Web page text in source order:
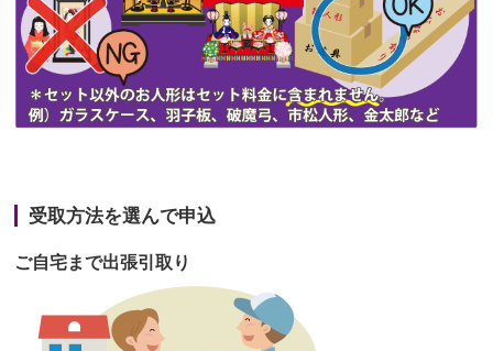
第45回人形供養祭令和3年7月12日(月)
第44回人形供養祭令和3年6月3日(木)
第43回人形供養祭令和3年4月23日(金)
第39回人形供養祭令和2年10月22日(木)
第38回人形供養祭 令和2年8月26日(水)
受取方法を選んで申込
ご自宅まで出張引取り